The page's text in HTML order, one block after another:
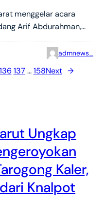
menggelar acara
Arif Abdurahman,…
admnews_
136 137 … 158Next →
Ungkap
Kaler,
Knalpot